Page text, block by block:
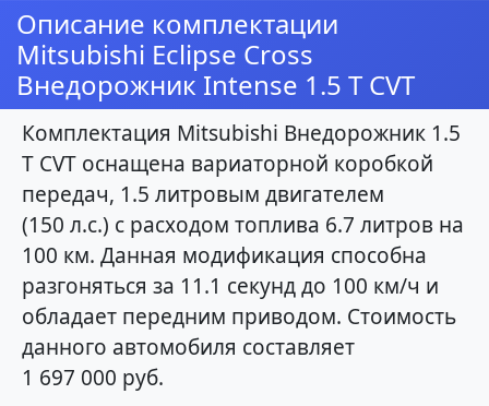
Описание комплектации
Mitsubishi Eclipse Cross
Внедорожник Intense 1.5 T CVT
Комплектация Mitsubishi Внедорожник 1.5
T CVT оснащена вариаторной коробкой
передач, 1.5 литровым двигателем
(150 л.с.) с расходом топлива 6.7 литров на
100 км. Данная модификация способна
разгоняться за 11.1 секунд до 100 км/ч и
обладает передним приводом. Стоимость
данного автомобиля составляет
1 697 000 руб.